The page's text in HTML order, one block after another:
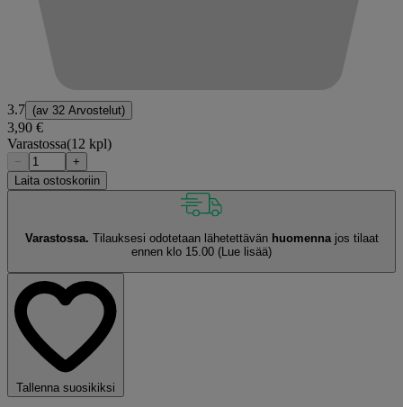
3.7 (av 32 Arvostelut)
3,90 €
Varastossa(12 kpl)
−
+
Laita ostoskoriin
Varastossa. Tilauksesi odotetaan lähetettävän huomennajos tilaat
ennen klo 15.00 (Lue lisää)
Tallenna suosikiksi